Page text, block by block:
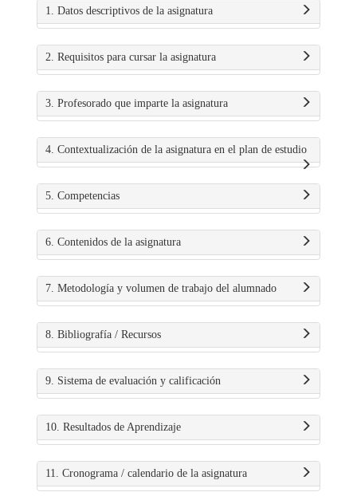
1. Datos descriptivos de la asignatura
2. Requisitos para cursar la asignatura
3. Profesorado que imparte la asignatura
4. Contextualización de la asignatura en el plan de estudio
5. Competencias
6. Contenidos de la asignatura
7. Metodología y volumen de trabajo del alumnado
8. Bibliografía / Recursos
9. Sistema de evaluación y calificación
10. Resultados de Aprendizaje
11. Cronograma / calendario de la asignatura